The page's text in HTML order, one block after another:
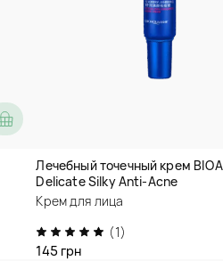
Лечебный точечный крем
Delicate Silky Anti-Acne
Крем для лица
(1)
145 грн